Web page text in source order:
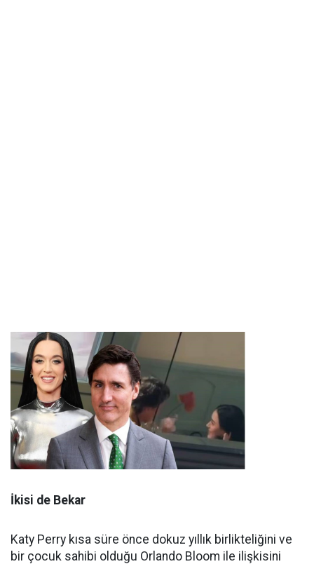
İkisi de Bekar
Katy Perry kısa süre önce dokuz yıllık birlikteliğini ve
bir çocuk sahibi olduğu Orlando Bloom ile ilişkisini